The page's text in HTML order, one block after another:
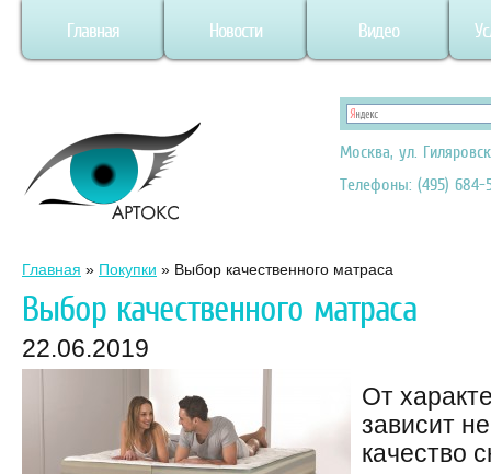
Главная Новости Видео
Москва, ул.
Телефоны: (495) 684-
Главная » Покупки » Выбор качественного матраса
Выбор качественного матраса
22.06.2019
От
зависит
качество